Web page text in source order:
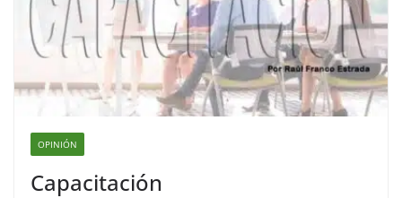
OPINIÓN
Capacitación